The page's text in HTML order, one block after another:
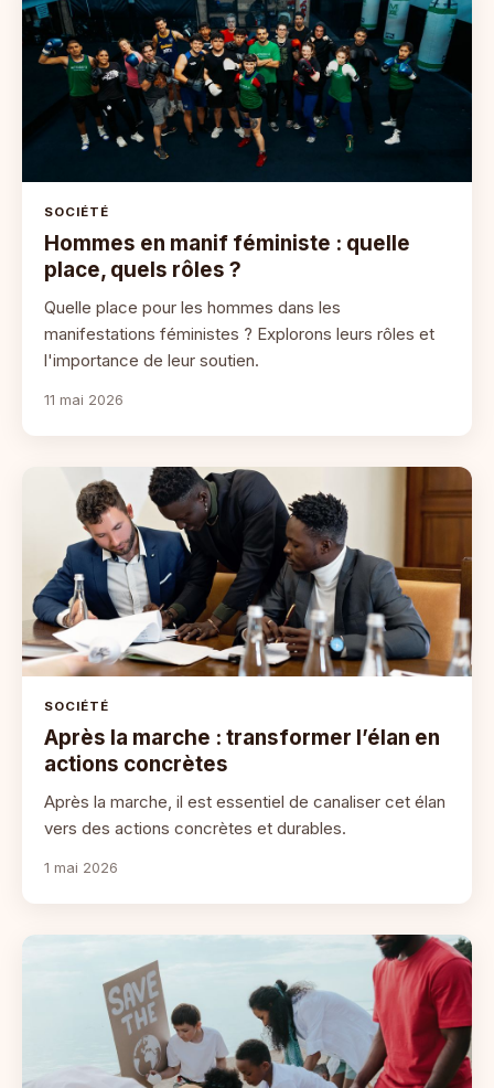
SOCIÉTÉ
Hommes en manif féministe : quelle
place, quels rôles ?
Quelle place pour les hommes dans les
manifestations féministes ? Explorons leurs rôles et
l'importance de leur soutien.
11 mai 2026
SOCIÉTÉ
Après la marche : transformer l’élan en
actions concrètes
Après la marche, il est essentiel de canaliser cet élan
vers des actions concrètes et durables.
1 mai 2026